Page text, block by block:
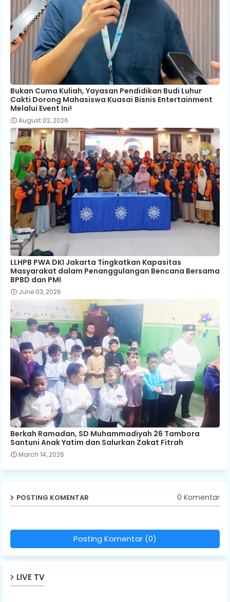
Bukan Cuma Kuliah, Yayasan Pendidikan Budi Luhur
Cakti Dorong Mahasiswa Kuasai Bisnis Entertainment
Melalui Event Ini!
August 02, 2026
LLHPB PWA DKI Jakarta Tingkatkan Kapasitas
Masyarakat dalam Penanggulangan Bencana Bersama
BPBD dan PMI
June 03, 2026
Berkah Ramadan, SD Muhammadiyah 26 Tambora
Santuni Anak Yatim dan Salurkan Zakat Fitrah
March 14, 2026
POSTING KOMENTAR 0 Komentar
Posting Komentar (0)
LIVE TV